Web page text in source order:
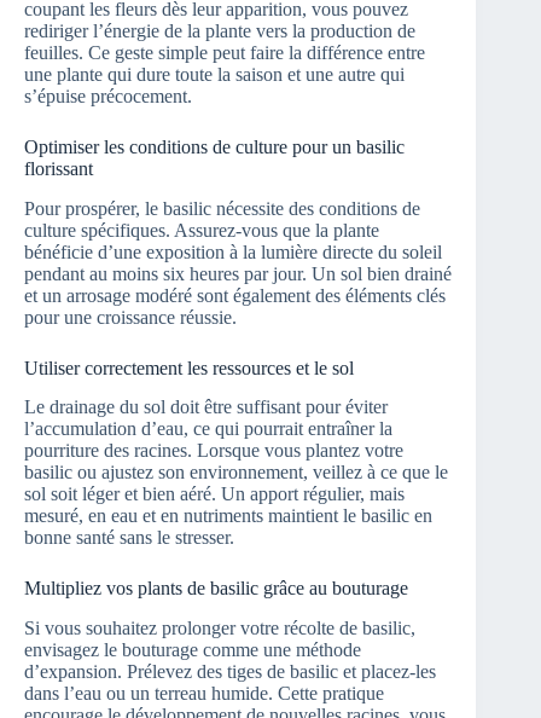
coupant les fleurs dès leur apparition, vous pouvez
rediriger l’énergie de la plante vers la production de
feuilles. Ce geste simple peut faire la différence entre
une plante qui dure toute la saison et une autre qui
s’épuise précocement.
Optimiser les conditions de culture pour un basilic
florissant
Pour prospérer, le basilic nécessite des conditions de
culture spécifiques. Assurez-vous que la plante
bénéficie d’une exposition à la lumière directe du soleil
pendant au moins six heures par jour. Un sol bien drainé
et un arrosage modéré sont également des éléments clés
pour une croissance réussie.
Utiliser correctement les ressources et le sol
Le drainage du sol doit être suffisant pour éviter
l’accumulation d’eau, ce qui pourrait entraîner la
pourriture des racines. Lorsque vous plantez votre
basilic ou ajustez son environnement, veillez à ce que le
sol soit léger et bien aéré. Un apport régulier, mais
mesuré, en eau et en nutriments maintient le basilic en
bonne santé sans le stresser.
Multipliez vos plants de basilic grâce au bouturage
Si vous souhaitez prolonger votre récolte de basilic,
envisagez le bouturage comme une méthode
d’expansion. Prélevez des tiges de basilic et placez-les
dans l’eau ou un terreau humide. Cette pratique